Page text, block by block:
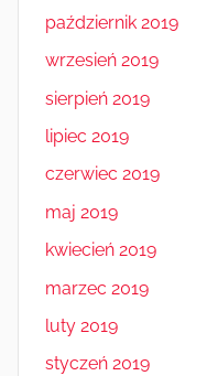
październik 2019
wrzesień 2019
sierpień 2019
lipiec 2019
czerwiec 2019
maj 2019
kwiecień 2019
marzec 2019
luty 2019
styczeń 2019